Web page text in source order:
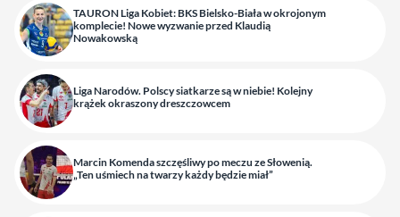
TAURON Liga Kobiet: BKS Bielsko-Biała w okrojonym
komplecie! Nowe wyzwanie przed Klaudią
Nowakowską
Liga Narodów. Polscy siatkarze są w niebie! Kolejny
krążek okraszony dreszczowcem
Marcin Komenda szczęśliwy po meczu ze Słowenią.
„Ten uśmiech na twarzy każdy będzie miał”